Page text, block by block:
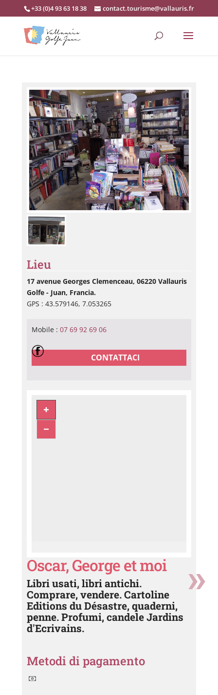
+33 (0)4 93 63 18 38 contact.tourisme@vallauris.fr
Lieu
17 avenue Georges Clemenceau, 06220 Vallauris
Golfe - Juan, Francia.
GPS : 43.579146, 7.053265
Mobile : 07 69 92 69 06
CONTATTACI
Oscar, George et moi
Libri usati, libri antichi.
Comprare, vendere. Cartoline
Editions du Désastre, quaderni,
penne. Profumi, candele Jardins
d'Ecrivains.
Metodi di pagamento